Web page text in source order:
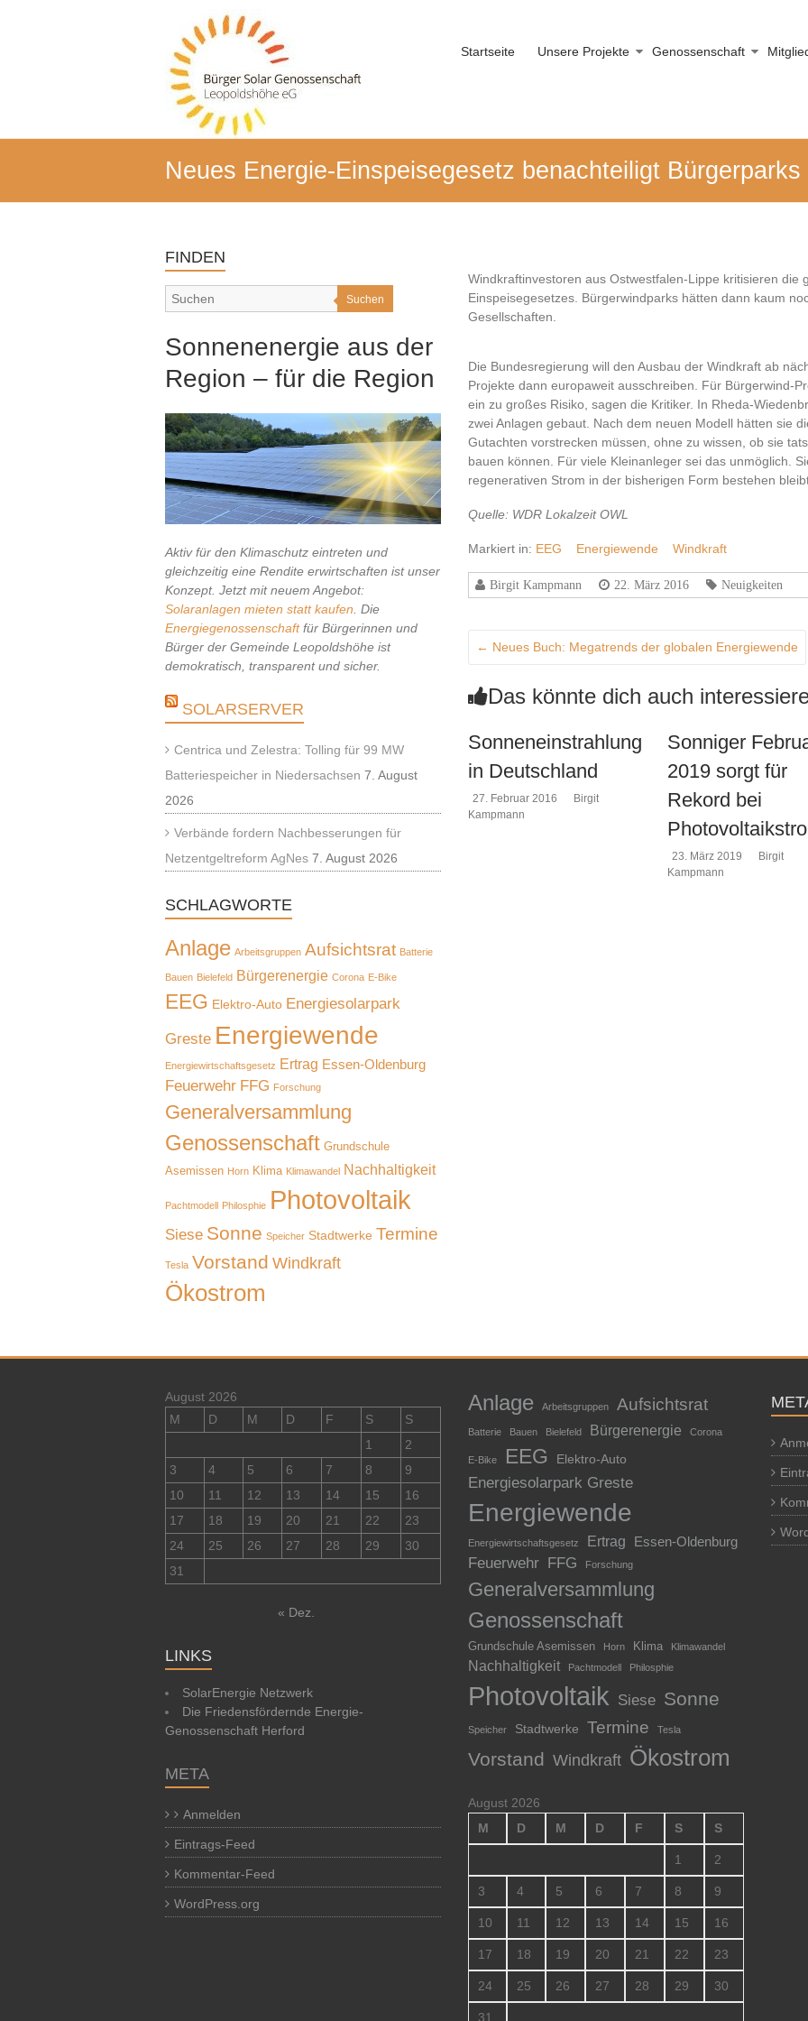
BSG-
Leo
Bürger-
Solar-
Genossenschaft
Startseite Unsere Projekte Genossenschaft
Neues Energie-Einspeisegesetz benachteiligt Bürgerparks
Windkraftinvestoren aus Ostwestfalen-Lippe kritisieren die
Einspeisegesetzes. Bürgerwindparks hätten dann kaum
Gesellschaften.
Die Bundesregierung will den Ausbau der Windkraft ab
Projekte dann europaweit ausschreiben. Für Bürgerwind-
ein zu großes Risiko, sagen die Kritiker. In Rheda-
zwei Anlagen gebaut. Nach dem neuen Modell hätten sie
Gutachten vorstrecken müssen, ohne zu wissen, ob sie
bauen können. Für viele Kleinanleger sei das unmöglich.
regenerativen Strom in der bisherigen Form bestehen
Quelle: WDR Lokalzeit OWL
Markiert in: EEG Energiewende Windkraft
Birgit Kampmann 22. März 2016 Neuigkeiten
← Neues Buch: Megatrends der globalen Energiewende
Das könnte dich auch
Sonneneinstrahlung
in Deutschland
27. Februar 2016
Birgit
Kampmann
Sonniger
2019 sorgt für
Rekord bei
23. März 2019
Birgit
Kampmann
FINDEN
Suchen
Sonnenenergie aus der
Region – für die Region
Aktiv für den Klimaschutz eintreten und
gleichzeitig eine Rendite erwirtschaften ist unser
Konzept. Jetzt mit neuem Angebot:
Solaranlagen mieten statt kaufen. Die
Energiegenossenschaftfür Bürgerinnen und
Bürger der Gemeinde Leopoldshöhe ist
demokratisch, transparent und sicher.
SOLARSERVER
Centrica und Zelestra: Tolling für 99 MW
Batteriespeicher in Niedersachsen 7. August
2026
Verbände fordern Nachbesserungen für
Netzentgeltreform AgNes 7. August 2026
SCHLAGWORTE
Anlage Arbeitsgruppen Aufsichtsrat Batterie
Bauen Bielefeld Bürgerenergie Corona E-Bike
EEG Elektro-Auto Energiesolarpark
Greste Energiewende
Energiewirtschaftsgesetz Ertrag Essen-Oldenburg
Feuerwehr FFG Forschung
Generalversammlung
Genossenschaft Grundschule
Asemissen Horn Klima Klimawandel Nachhaltigkeit
Pachtmodell Philosphie Photovoltaik
Siese Sonne Speicher Stadtwerke Termine
Tesla Vorstand Windkraft
Ökostrom
August 2026
M
D M D F S
S
1
2
3
4 5 6 7 8
9
10
11 12 13 14 15
16
17
18 19 20 21 22
23
24
25 26 27 28 29
30
31
« Dez.
LINKS
SolarEnergie Netzwerk
Die Friedensfördernde Energie-
Genossenschaft Herford
META
Anmelden
Eintrags-Feed
Kommentar-Feed
WordPress.org
Anlage Arbeitsgruppen Aufsichtsrat
Batterie Bauen Bielefeld Bürgerenergie Corona
E-Bike EEG Elektro-Auto
Energiesolarpark Greste
Energiewende
Energiewirtschaftsgesetz Ertrag Essen-Oldenburg
Feuerwehr FFG Forschung
Generalversammlung
Genossenschaft
Grundschule Asemissen Horn Klima Klimawandel
Nachhaltigkeit Pachtmodell Philosphie
Photovoltaik Siese Sonne
Speicher Stadtwerke Termine Tesla
Vorstand Windkraft Ökostrom
August 2026
M
D M D F S S
1 2
3 4 5 6 7 8 9
10 11 12 13 14 15 16
17 18 19 20 21 22 23
24 25 26 27 28 29 30
31